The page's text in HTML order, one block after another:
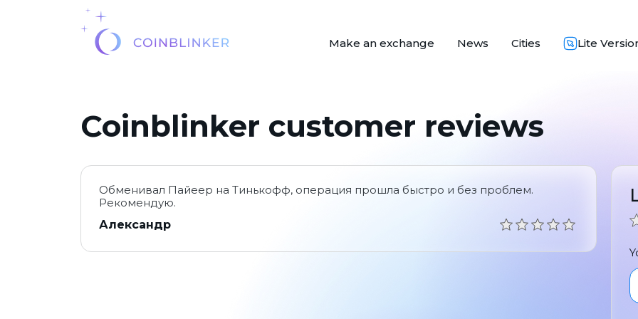
Make an exchange News Cities Lite
Coinblinker customer reviews
Обменивал Пайеер на Тинькофф, операция прошла быстро и без проблем.
Рекомендую.
Александр